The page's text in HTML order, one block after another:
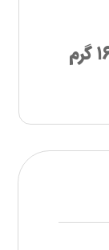
کاغذ چاپ عکس آ۴ فتوگلاسه ۱۶۰ گرم